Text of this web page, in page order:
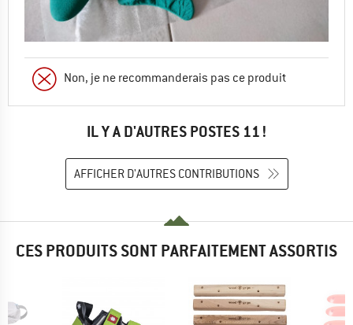
Non, je ne recommanderais pas ce produit
IL Y A D'AUTRES POSTES 11 !
AFFICHER D'AUTRES CONTRIBUTIONS
CES PRODUITS SONT PARFAITEMENT ASSORTIS